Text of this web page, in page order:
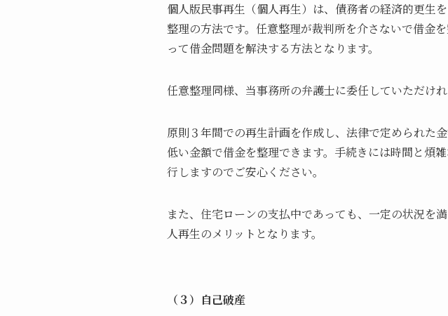
個人版民事再生（個人再生）は、債務者の経済的更生
整理の方法です。任意整理が裁判所を介さないで借金
って借金問題を解決する方法となります。
任意整理同様、当事務所の弁護士に委任していただけ
原則３年間での再生計画を作成し、法律で定められた
低い金額で借金を整理できます。手続きには時間と煩
行しますのでご安心ください。
また、住宅ローンの支払中であっても、一定の状況を
人再生のメリットとなります。
（３）自己破産